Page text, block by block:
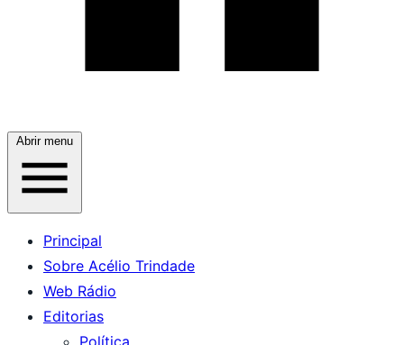
Abrir menu
Principal
Sobre Acélio Trindade
Web Rádio
Editorias
Política